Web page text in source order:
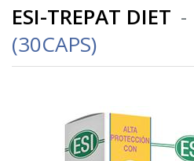
ESI-TREPAT DIET -
(30CAPS)